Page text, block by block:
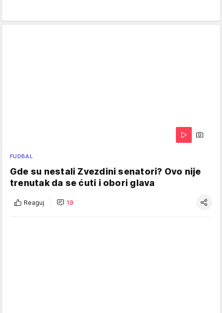
FUDBAL
Gde su nestali Zvezdini senatori? Ovo nije
trenutak da se ćuti i obori glava
Reaguj 19